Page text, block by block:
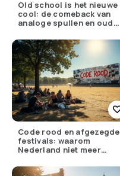
Old school is het nieuwe
cool: de comeback van
analoge spullen en oude
Code rood en afgezegde
festivals: waarom
Nederland niet meer